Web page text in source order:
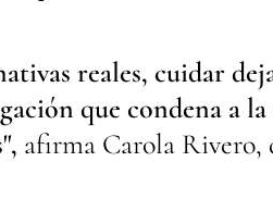
reales, cuidar
que condena a
afirma Carola